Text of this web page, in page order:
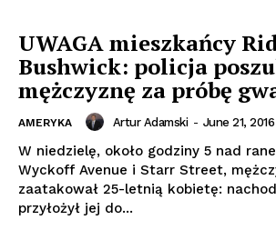
UWAGA mieszkańcy
Bushwick: policja
mężczyznę za próbę
AMERYKA Artur Adamski - June 21, 2016
W niedzielę, około godziny 5 nad
Wyckoff Avenue i Starr Street,
zaatakował 25-letnią kobietę:
przyłożył jej do...